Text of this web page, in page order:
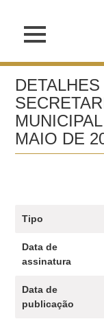
MAIO DE
Tipo
Data de
assinatura
Data de
publicação